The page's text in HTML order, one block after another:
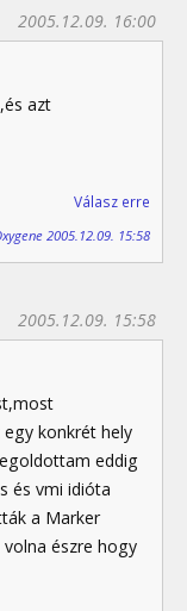
2005.12.09. 16:00
azt
Válasz erre
2005.12.09. 15:58
2005.12.09. 15:58
konkrét hely
eddig
és vmi idióta
a Marker
észre hogy